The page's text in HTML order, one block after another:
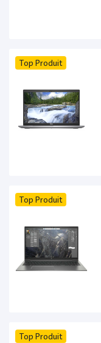
Top Produit
Top Produit
Top Produit